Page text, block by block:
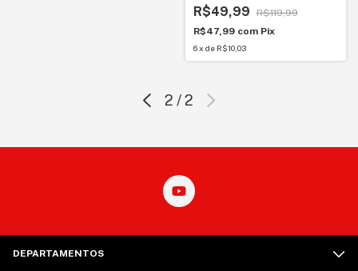
R$49,99
R$119,99
R$47,99 com Pix
6 x de R$10,03
2 /2
DEPARTAMENTOS